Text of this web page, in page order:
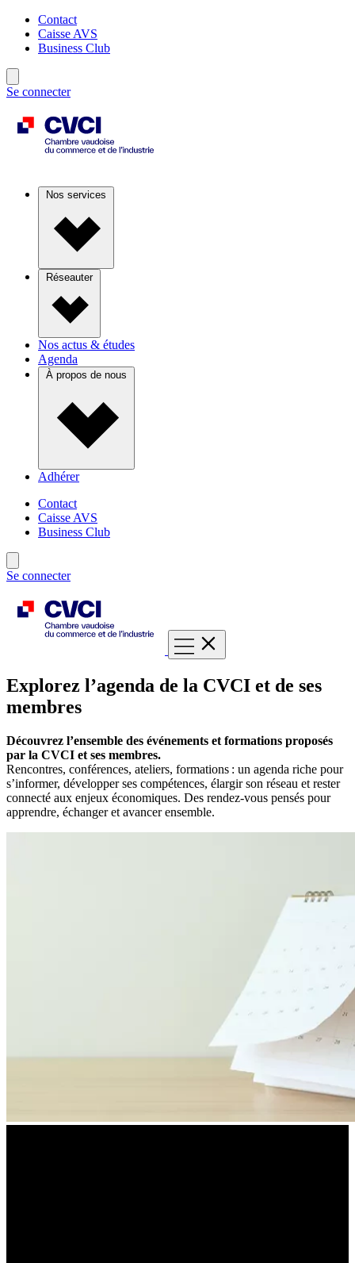
Contact
Caisse AVS
Business Club
Se connecter
Nos services
Réseauter
Nos actus & études
Agenda
À propos de nous
Adhérer
Contact
Caisse AVS
Business Club
Se connecter
Explorez l’agenda de la CVCI et de ses
membres
Découvrez l’ensemble des événements et formations proposés
par la CVCI et ses membres.
Rencontres, conférences, ateliers, formations : un agenda riche pour
s’informer, développer ses compétences, élargir son réseau et rester
connecté aux enjeux économiques. Des rendez-vous pensés pour
apprendre, échanger et avancer ensemble.